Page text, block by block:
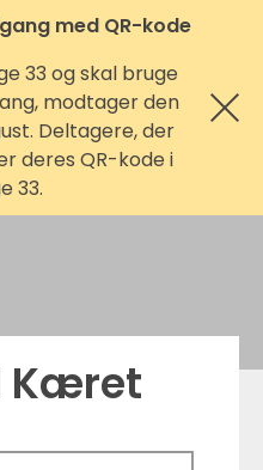
med QR-kode
33 og skal bruge
modtager den
Deltagere, der
deres QR-kode i
33.
Kæret